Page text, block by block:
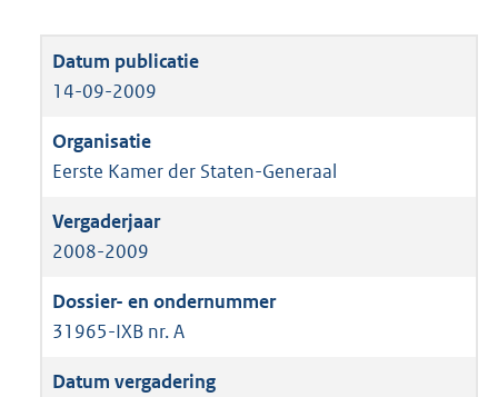
14-09-2009
Eerste Kamer der Staten-Generaal
2008-2009
31965-IXB nr. A